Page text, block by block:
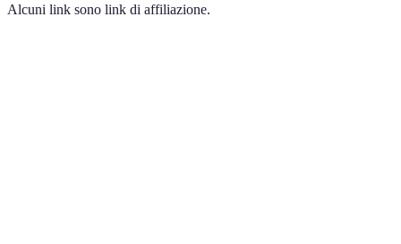
Alcuni link sono link di affiliazione.